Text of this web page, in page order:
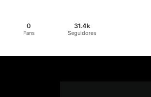
0
Fans
31.4k
Seguidores